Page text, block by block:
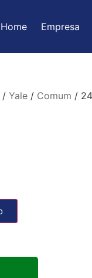
Home Empresa
Yale/ Comum /